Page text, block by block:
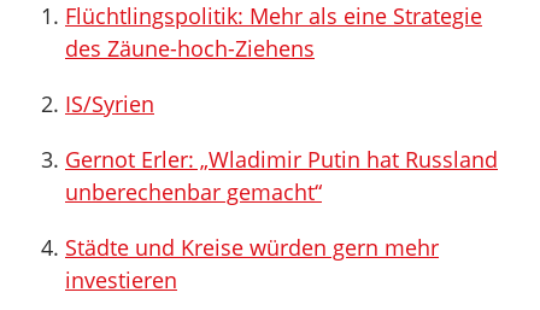
Flüchtlingspolitik: Mehr als eine Strategie
des Zäune-hoch-Ziehens
IS/Syrien
Gernot Erler: „Wladimir Putin hat Russland
unberechenbar gemacht“
Städte und Kreise würden gern mehr
investieren